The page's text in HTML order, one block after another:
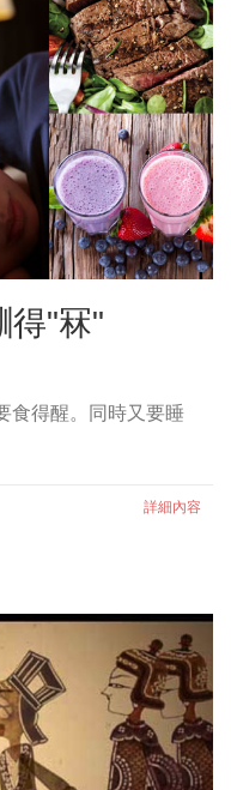
得"冧"
食得醒。同時又要睡
詳細內容